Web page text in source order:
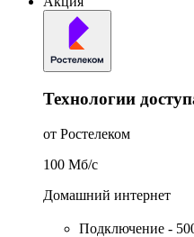
Технологии
от Ростелеком
100 Мб/c
Домашний интернет
Подключение -